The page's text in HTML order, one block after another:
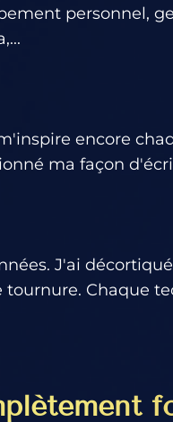
personnel,
encore
ma façon
J'ai
tournure. Chaque